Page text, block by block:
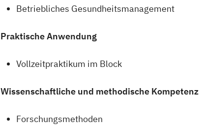
Betriebliches Gesundheitsmanagement
Praktische Anwendung
Vollzeitpraktikum im Block
Wissenschaftliche und methodische Kompetenz
Forschungsmethoden